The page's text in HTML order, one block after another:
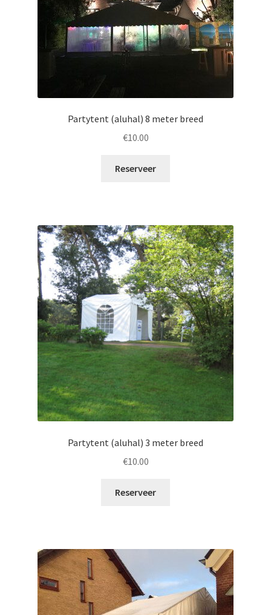
Partytent (aluhal) 8 meter breed
€10.00
Reserveer
Partytent (aluhal) 3 meter breed
€10.00
Reserveer